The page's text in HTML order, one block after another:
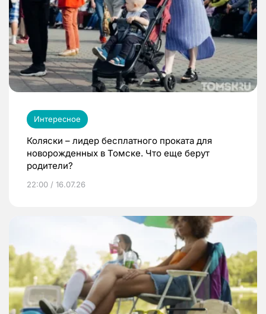
Интересное
Коляски – лидер бесплатного проката для
новорожденных в Томске. Что еще берут
родители?
22:00 / 16.07.26